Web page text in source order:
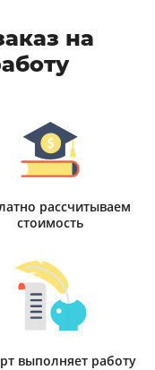
на
рассчитываем
стоимость
выполняет работу